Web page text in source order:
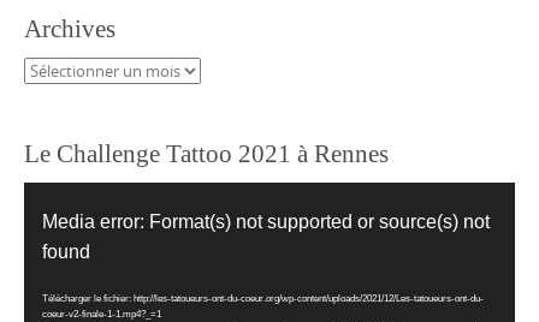
Archives
Archives
Le Challenge Tattoo 2021 à Rennes
vidéo
Media error: Format(s) not supported or source(s) not
found
Télécharger le fichier: http://les-tatoueurs-ont-du-coeur.org/wp-content/uploads/2021/12/Les-tatoueurs-ont-du-
coeur-v2-finale-1-1.mp4?_=1